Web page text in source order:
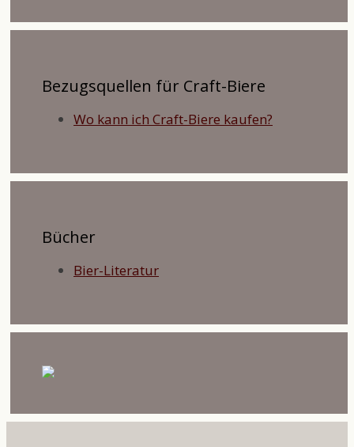
Bezugsquellen für Craft-Biere
Wo kann ich Craft-Biere kaufen?
Bücher
Bier-Literatur